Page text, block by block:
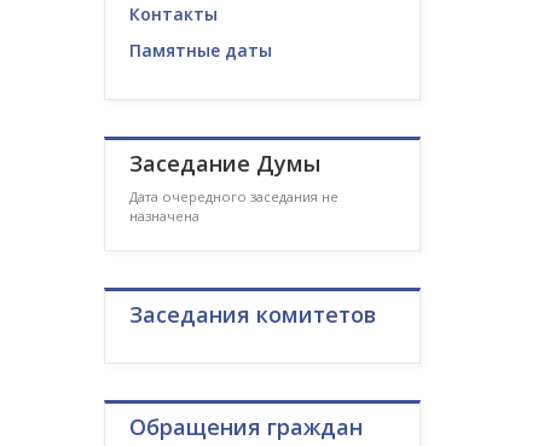
Контакты
Памятные даты
Заседание Думы
Дата очередного заседания не
назначена
Заседания комитетов
Обращения граждан